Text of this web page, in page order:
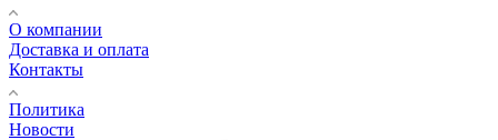
О компании
Доставка и оплата
Контакты
Политика
Новости